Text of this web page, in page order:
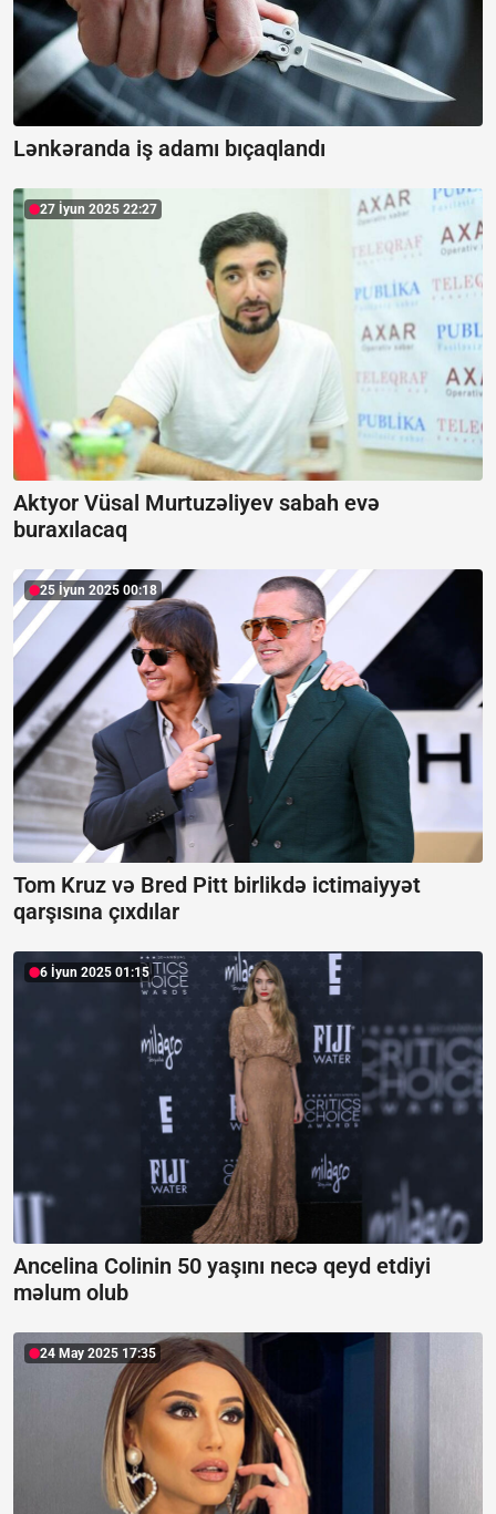
Lənkəranda iş adamı bıçaqlandı
27 İyun 2025 22:27
Aktyor Vüsal Murtuzəliyev sabah evə
buraxılacaq
25 İyun 2025 00:18
Tom Kruz və Bred Pitt birlikdə ictimaiyyət
qarşısına çıxdılar
6 İyun 2025 01:15
Ancelina Colinin 50 yaşını necə qeyd etdiyi
məlum olub
24 May 2025 17:35